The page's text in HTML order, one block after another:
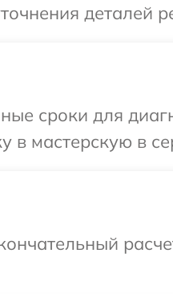
деталей
сроки для
в мастерскую в